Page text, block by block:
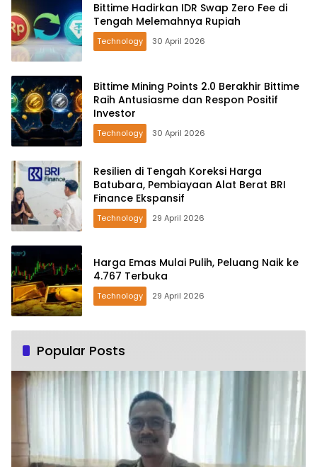
Bittime Hadirkan IDR Swap Zero Fee di
Tengah Melemahnya Rupiah
Technology 30 April 2026
Bittime Mining Points 2.0 Berakhir Bittime
Raih Antusiasme dan Respon Positif
Investor
Technology 30 April 2026
Resilien di Tengah Koreksi Harga
Batubara, Pembiayaan Alat Berat BRI
Finance Ekspansif
Technology 29 April 2026
Harga Emas Mulai Pulih, Peluang Naik ke
4.767 Terbuka
Technology 29 April 2026
Popular Posts